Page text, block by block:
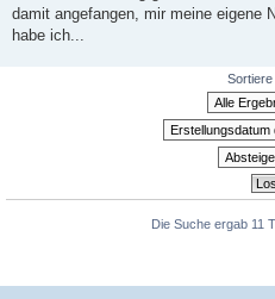
damit angefangen, mir meine eigene
habe ich...
Die Suche ergab 11